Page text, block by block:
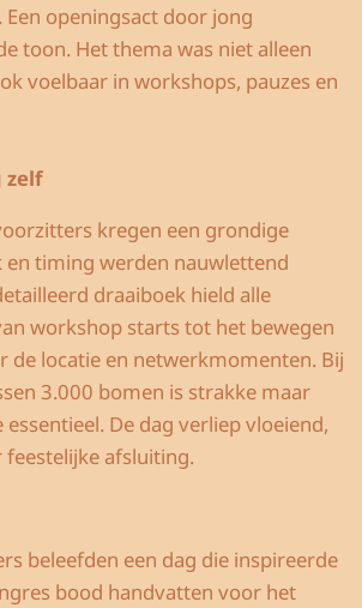
openingsact door jong
toon. Het thema was niet alleen
voelbaar in workshops, pauzes en
zelf
kregen een grondige
en timing werden nauwlettend
draaiboek hield alle
workshop starts tot het bewegen
de locatie en netwerkmomenten. Bij
3.000 bomen is strakke maar
De dag verliep vloeiend,
afsluiting.
beleefden een dag die inspireerde
bood handvatten voor het